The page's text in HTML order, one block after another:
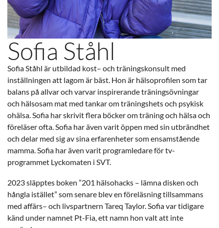
Sofia Ståhl
Sofia Ståhl är utbildad kost– och träningskonsult med
inställningen att lagom är bäst. Hon är hälsoprofilen som tar
balans på allvar och varvar inspirerande träningsövningar
och hälsosam mat med tankar om träningshets och psykisk
ohälsa. Sofia har skrivit flera böcker om träning och hälsa och
föreläser ofta. Sofia har även varit öppen med sin utbrändhet
och delar med sig av sina erfarenheter som ensamstående
mamma. Sofia har även varit programledare för tv-
programmet Lyckomaten i SVT.
2023 släpptes boken ”201 hälsohacks – lämna disken och
hångla istället” som senare blev en föreläsning tillsammans
med affärs– och livspartnern Tareq Taylor. Sofia var tidigare
känd under namnet Pt-Fia, ett namn hon valt att inte